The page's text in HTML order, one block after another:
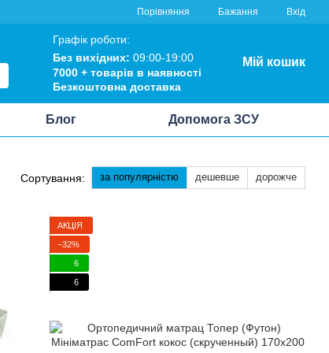
Порівняння Бажання Вхід
Графік роботи:
Без вихідних: 09:00-19:00
7000 + товарів в наявності
Безкоштовна доставка
Мій кошик
Блог Допомога ЗСУ
Сортування: за популярністю дешевше дорожче
АКЦІЯ
−32%
6
6